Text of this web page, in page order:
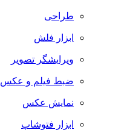
طراحی
ابزار فلش
ویرایشگر تصویر
ضبط فيلم و عكس
نمایش عکس
ابزار فتوشاپ